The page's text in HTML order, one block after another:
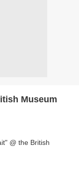
Museum